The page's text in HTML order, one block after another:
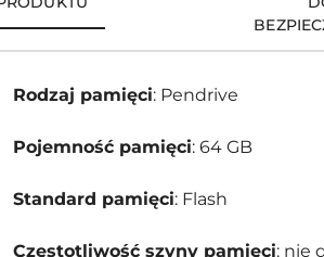
Rodzaj pamięci: Pendrive
Pojemność pamięci: 64 GB
Standard pamięci: Flash
Częstotliwość szyny pamięci: nie